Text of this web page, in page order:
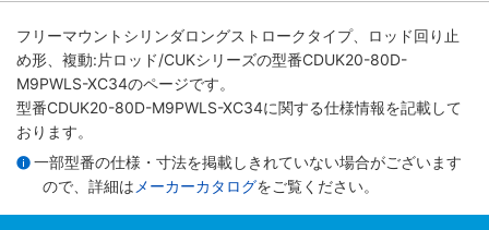
フリーマウントシリンダロングストロークタイプ、ロッド回り止
め形、複動:片ロッド/CUKシリーズの型番CDUK20-80D-
M9PWLS-XC34のページです。
型番CDUK20-80D-M9PWLS-XC34に関する仕様情報を記載して
おります。
一部型番の仕様・寸法を掲載しきれていない場合がございます
ので、詳細は メーカーカタログをご覧ください。